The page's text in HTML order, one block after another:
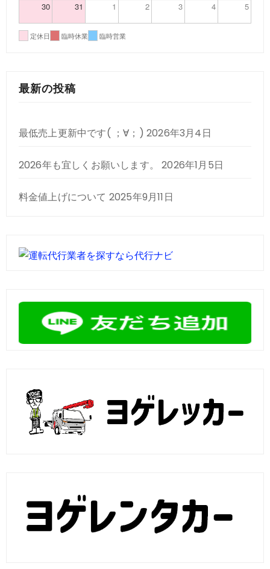
30 31 1 2 3 4 5
定休日 臨時休業 臨時営業
最新の投稿
最低売上更新中です( ；∀；) 2026年3月4日
2026年も宜しくお願いします。 2026年1月5日
料金値上げについて 2025年9月11日